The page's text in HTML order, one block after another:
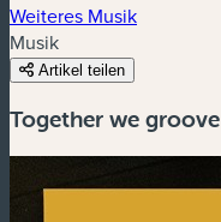
Weiteres Musik
Musik
Artikel teilen
Together we groove